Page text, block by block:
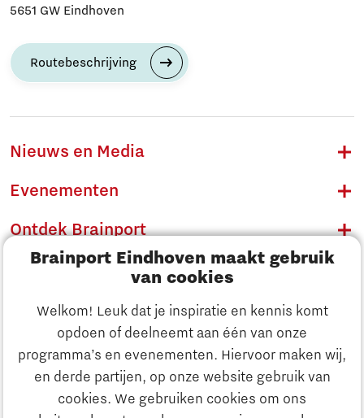
Brainport Eindhoven maakt gebruik
van cookies
Welkom! Leuk dat je inspiratie en kennis komt
opdoen of deelneemt aan één van onze
programma’s en evenementen. Hiervoor maken wij,
en derde partijen, op onze website gebruik van
cookies. We gebruiken cookies om ons
Ontdek Brainport
5651 GW Eindhoven
Routebeschrijving
Nieuws en Media
Evenementen
Ontdek Brainport
Innovatie
Ondernemen
Onderwijs
Maatschappelijk